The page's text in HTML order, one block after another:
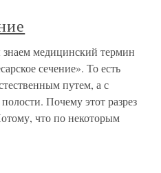
медицинский термин
сечение». То есть
путем, а с
Почему этот разрез
что по некоторым